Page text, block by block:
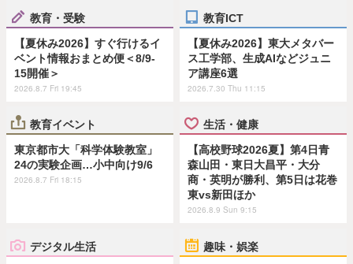
教育・受験
【夏休み2026】すぐ行けるイ
ベント情報おまとめ便＜8/9-
15開催＞
2026.8.7 Fri 19:45
教育ICT
【夏休み2026】東大メタバー
ス工学部、生成AIなどジュニ
ア講座6選
2026.7.30 Thu 11:15
教育イベント
東京都市大「科学体験教室」
24の実験企画…小中向け9/6
2026.8.7 Fri 18:15
生活・健康
【高校野球2026夏】第4日青
森山田・東日大昌平・大分
商・英明が勝利、第5日は花巻
東vs新田ほか
2026.8.9 Sun 9:15
デジタル生活 趣味・娯楽